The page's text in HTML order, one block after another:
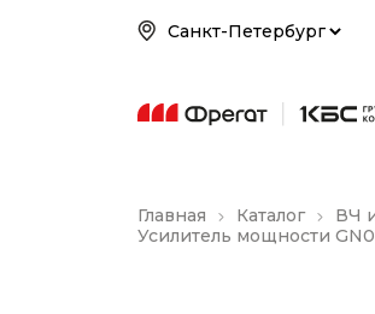
Главная Каталог ВЧ
Усилитель мощности